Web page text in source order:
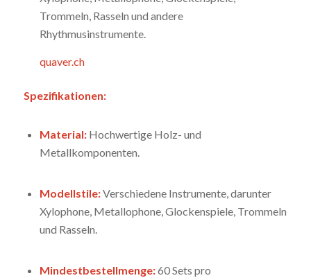
Trommeln, Rasseln und andere
Rhythmusinstrumente.
quaver.ch
Spezifikationen:
Material:Hochwertige Holz- und
Metallkomponenten.
Modellstile:Verschiedene Instrumente, darunter
Xylophone, Metallophone, Glockenspiele, Trommeln
und Rasseln.
Mindestbestellmenge:60 Sets pro